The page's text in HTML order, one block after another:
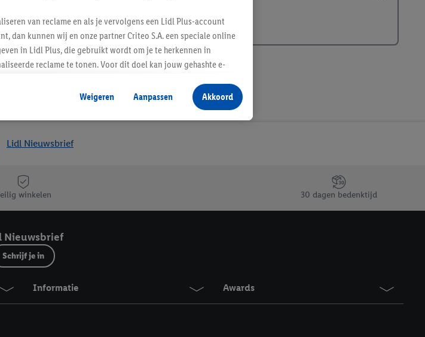
Lidl Nieuwsbrief
winkelen 30 dagen bedenktijd
Nieuwsbrief
Schrijf je in
Informatie Awards
van reclame en als je vervolgens een Lidl Plus-account
dan kunnen wij en onze partner Criteo S.A. een speciale online
in Lidl Plus, die gebruikt wordt om je te herkennen in
reclame te tonen. Voor dit doel kan jouw gehashte e-
advertenties worden weergegeven voor producten waarin je
in een winkelmandje van een online winkel te plaatsen
op verschillende eindapparaten en binnen verschillende
en Lidl-diensten, met behulp van jouw gehashte e-
vergelijkbare technieken en met welke
voor alle bovengenoemde doeleinden. Meer informatie,
om jouw toestemming op elk gewenst moment in te
Weigeren Aanpassen Akkoord